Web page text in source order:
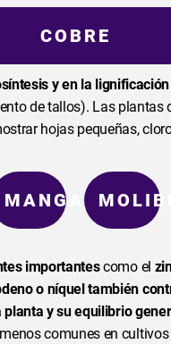
COBRE
y en la lignificación
de tallos). Las plantas
hojas pequeñas,
MANGANESO
importantescomo el
o níquel también
y su equilibrio
comunes en cultivos